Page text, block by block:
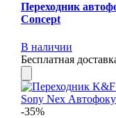
Переходник
Concept
В наличии
Бесплатная
-35%